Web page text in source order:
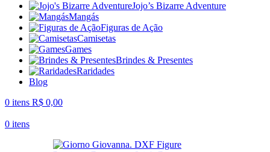
Jojo’s Bizarre Adventure
Mangás
Figuras de Ação
Camisetas
Games
Brindes & Presentes
Raridades
Blog
0 itens R$ 0,00
0 itens